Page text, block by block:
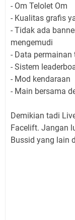
- Om Telolet Om
- Kualitas grafis
- Tidak ada
mengemudi
- Data
- Sistem
- Mod kendaraan
- Main bersama
Demikian tadi
Facelift. Jangan
Bussid yang lain